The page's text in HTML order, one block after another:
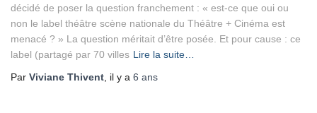
décidé de poser la question franchement : « est-ce que oui ou
non le label théâtre scène nationale du Théâtre + Cinéma est
menacé ? » La question méritait d’être posée. Et pour cause : ce
label (partagé par 70 villes Lire la suite…
Par Viviane Thivent, il y a 6 ans